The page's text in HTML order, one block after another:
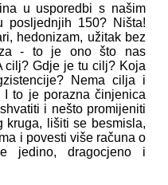
u usporedbi s našim
posljednjih 150? Ništa!
hedonizam, užitak bez
- to je ono što nas
cilj? Gdje je tu cilj? Koja
Nema cilja i
to je porazna činjenica
i nešto promijeniti
kruga, lišiti se besmisla,
i povesti više računa o
jedino, dragocjeno i